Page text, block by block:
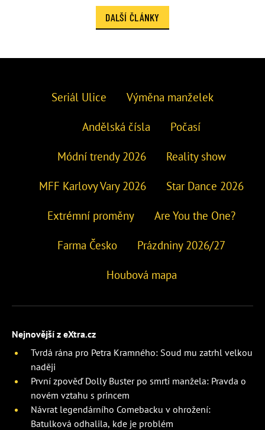
DALŠÍ ČLÁNKY
Seriál Ulice Výměna manželek
Andělská čísla Počasí
Módní trendy 2026 Reality show
MFF Karlovy Vary 2026 Star Dance 2026
Extrémní proměny Are You the One?
Farma Česko Prázdniny 2026/27
Houbová mapa
Nejnovější z eXtra.cz
Tvrdá rána pro Petra Kramného: Soud mu zatrhl velkou
naději
První zpověď Dolly Buster po smrti manžela: Pravda o
novém vztahu s princem
Návrat legendárního Comebacku v ohrožení:
Batulková odhalila, kde je problém